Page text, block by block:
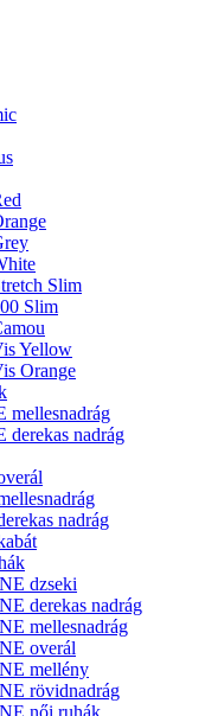
Slim
Slim
Yellow
Orange
mellesnadrág
nadrág
nadrág
dzseki
derekas nadrág
mellesnadrág
overál
mellény
rövidnadrág
női ruhák